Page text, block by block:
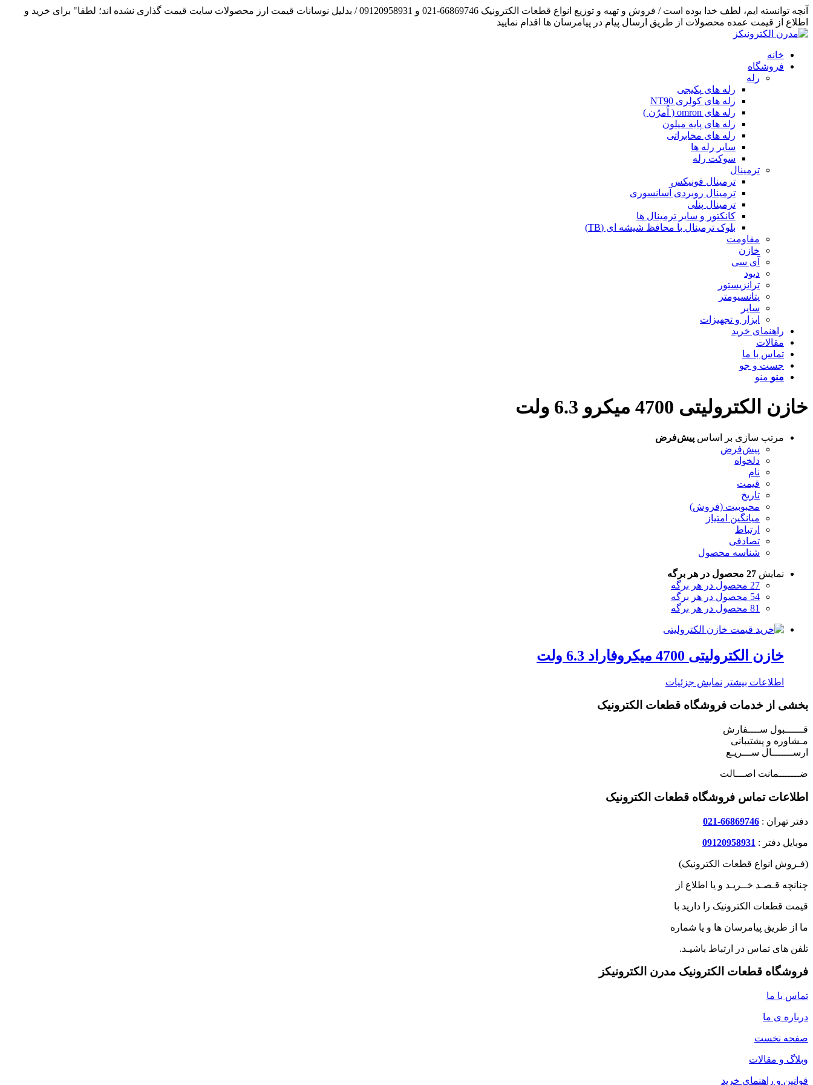
آنچه توانسته ایم، لطف خدا بوده است / فروش و تهیه و توزیع انواع قطعات الکترونیک 66869746-021 و 09120958931 / بدلیل نوسانات قیمت ارز محصولات سایت قیمت گذاری نشده اند؛ لطفا" برای خرید و
اطلاع از قیمت عمده محصولات از طریق ارسال پیام در پیامرسان ها اقدام نمایید
خانه
فروشگاه
رله
رله های پکیجی
رله های کولری NT90
رله های omron ( اُمرُن )
رله های پایه میلون
رله های مخابراتی
سایر رله ها
سوکت رله
ترمینال
ترمینال فونیکس
ترمینال روبردی آسانسوری
ترمینال پنلی
کانکتور و سایر ترمینال ها
بلوک ترمینال با محافظ شیشه ای (TB)
مقاومت
خازن
آی سی
دیود
ترانزیستور
پتانسیومتر
سایر
ابزار و تجهیزات
راهنمای خرید
مقالات
تماس با ما
جست و جو
منو منو
خازن الکترولیتی 4700 میکرو 6.3 ولت
مرتب سازی بر اساس پیش‌فرض
پیش‌فرض
دلخواه
نام
قیمت
تاریخ
محبوبیت (فروش)
میانگین امتیاز
ارتباط
تصادفی
شناسه محصول
نمایش 27 محصول در هر برگه
27 محصول در هر برگه
54 محصول در هر برگه
81 محصول در هر برگه
خازن الکترولیتی 4700 میکروفاراد 6.3 ولت
اطلاعات بیشتر نمایش جزئیات
بخشی از خدمات فروشگاه قطعات الکترونیک
قــــــبول ســــفارش
مـشاوره و پشتیبانی
ارســـــــال ســـریـع
ضـــــــمانت اصـــالت
اطلاعات تماس فروشگاه قطعات الکترونیک
دفتر تهران : 66869746-021
موبایل دفتر : 09120958931
(فـروش انواع قطعات الکترونیک)
چنانچه قـصـد خــریـد و یا اطلاع از
قیمت قطعات الکترونیک را دارید با
ما از طریق پیامرسان ها و یا شماره
تلفن های تماس در ارتباط باشیـد.
فروشگاه قطعات الکترونیک مدرن الکترونیکز
تماس با ما
درباره ی ما
صفحه نخست
وبلاگ و مقالات
قوانین و راهنمای خرید